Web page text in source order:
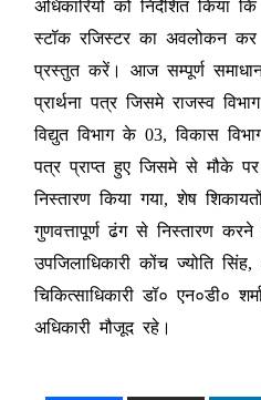
अधिकारियों को निर्देशित किया
स्टॉक रजिस्टर का अवलोकन
प्रस्तुत करें। आज सम्पूर्ण
प्रार्थना पत्र जिसमे राजस्व
विद्युत विभाग के 03, विकास
पत्र प्राप्त हुए जिसमे से मौके
निस्तारण किया गया, शेष
गुणवत्तापूर्ण ढंग से निस्तारण
उपजिलाधिकारी कोंच ज्योति सिंह,
चिकित्साधिकारी डॉ० एन०डी०
अधिकारी मौजूद रहे।